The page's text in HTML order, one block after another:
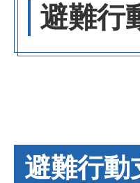
避難行
避難行動